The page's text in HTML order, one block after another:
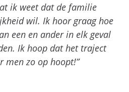
ik weet dat de familie
wil. Ik hoor graag hoe
een en ander in elk geval
Ik hoop dat het traject
men zo op hoopt!”